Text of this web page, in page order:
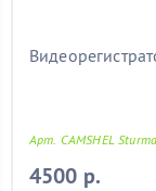
Арт. CAMSHEL
4500 р.